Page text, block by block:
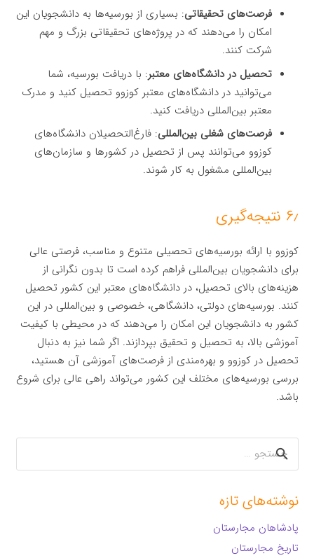
فرصت‌های تحقیقاتی: بسیاری از بورسیه‌ها به دانشجویان این
امکان را می‌دهند که در پروژه‌های تحقیقاتی بزرگ و مهم
شرکت کنند.
تحصیل در دانشگاه‌های معتبر: با دریافت بورسیه، شما
می‌توانید در دانشگاه‌های معتبر کوزوو تحصیل کنید و مدرک
معتبر بین‌المللی دریافت کنید.
فرصت‌های شغلی بین‌المللی: فارغ‌التحصیلان دانشگاه‌های
کوزوو می‌توانند پس از تحصیل در کشورها و سازمان‌های
بین‌المللی مشغول به کار شوند.
۶٫ نتیجه‌گیری
کوزوو با ارائه بورسیه‌های تحصیلی متنوع و مناسب، فرصتی عالی
برای دانشجویان بین‌المللی فراهم کرده است تا بدون نگرانی از
هزینه‌های بالای تحصیل، در دانشگاه‌های معتبر این کشور تحصیل
کنند. بورسیه‌های دولتی، دانشگاهی، خصوصی و بین‌المللی در این
کشور به دانشجویان این امکان را می‌دهند که در محیطی با کیفیت
آموزشی بالا، به تحصیل و تحقیق بپردازند. اگر شما نیز به دنبال
تحصیل در کوزوو و بهره‌مندی از فرصت‌های آموزشی آن هستید،
بررسی بورسیه‌های مختلف این کشور می‌تواند راهی عالی برای شروع
باشد.
جستجو
برای:
نوشته‌های تازه
پادشاهان مجارستان
تاریخ مجارستان